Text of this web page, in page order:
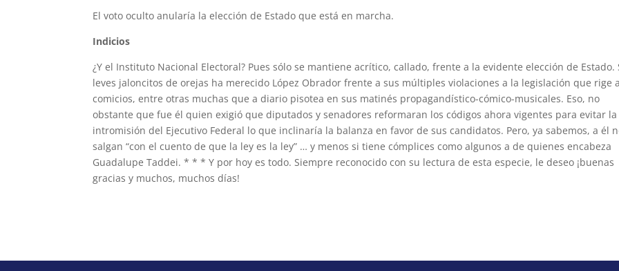
El voto oculto anularía la elección de Estado que está en marcha.
Indicios
¿Y el Instituto Nacional Electoral? Pues sólo se mantiene acrítico, callado, frente a la evidente elección de Estado.
leves jaloncitos de orejas ha merecido López Obrador frente a sus múltiples violaciones a la legislación que rige
comicios, entre otras muchas que a diario pisotea en sus matinés propagandístico-cómico-musicales. Eso, no
obstante que fue él quien exigió que diputados y senadores reformaran los códigos ahora vigentes para evitar la
intromisión del Ejecutivo Federal lo que inclinaría la balanza en favor de sus candidatos. Pero, ya sabemos, a él
salgan “con el cuento de que la ley es la ley” … y menos si tiene cómplices como algunos a de quienes encabeza
Guadalupe Taddei. * * * Y por hoy es todo. Siempre reconocido con su lectura de esta especie, le deseo ¡buenas
gracias y muchos, muchos días!